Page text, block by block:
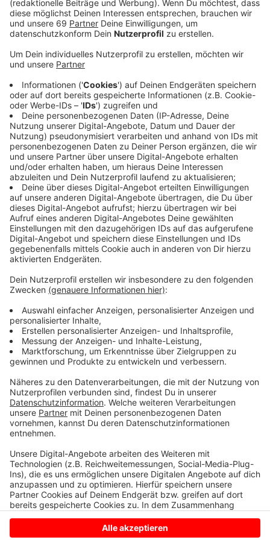
Finanzierung ausgestiegen war, hatte Münsters Rat im
April beschlossen, das Pilotprojekt der kleinen weißen
"Loops auf Bestellung" in Münsters Süden nicht zu
verlängern. Der Rat wollte die Kosten nicht allein
tragen. In den vergangenen vier Jahren hatte das Land
das Pilotprojekt mit fünf Millionen Euro gefördert, von
der Stadt Münster kamen drei Millionen Euro dazu. Die
Fahrzeuge ohne festen Fahrplan konnten spontan per
App gebucht werden. Vor allem jüngere Leute hatten
den Loop angefordert und nicht so stark wie gehofft
Senior:innen und in der Mobilität eingeschränkte Leute.
So fahren die Loops heute (31.08.) das letzte Mal
durch Münster. Die Stadtwerke Münster bedauern das
Ende für LOOPmünster. Frank Gäfgen, Geschäftsführer
der Stadtwerke Münster:
Bei den Fahrgästen war das System sehr beliebt.
Für die alten Taxibuslinien T5, T9 und T85, die nun
zurückkommen, haben die Stadtwerke die Routen
angepasst, damit mehr Ziele angefahren werden
Anzeige
Anzeige